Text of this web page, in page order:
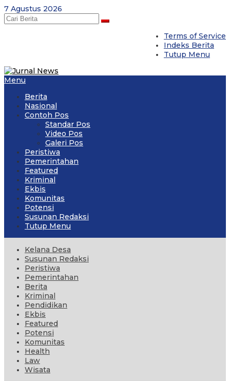
Skip
to
content
7 Agustus 2026
Terms of Service
Indeks Berita
Tutup Menu
Menu
Berita
Nasional
Contoh Pos
Standar Pos
Video Pos
Galeri Pos
Peristiwa
Pemerintahan
Featured
Kriminal
Ekbis
Komunitas
Potensi
Susunan Redaksi
Tutup Menu
Kelana Desa
Susunan Redaksi
Peristiwa
Pemerintahan
Berita
Kriminal
Pendidikan
Ekbis
Featured
Potensi
Komunitas
Health
Law
Wisata